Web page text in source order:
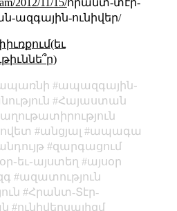
ազգային-ունիվեր/
ապազգային֊
Հայաստան
անցյալ
ապագա
զարգացում
այսօր
ազատություն
Հրանտ-Տէր-
ունիվերսալիզմ